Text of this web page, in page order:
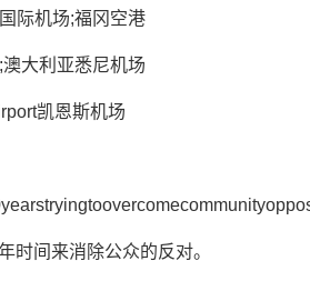
际机场;福冈空港
大利亚悉尼机场
凯恩斯机场
时间来消除公众的反对。